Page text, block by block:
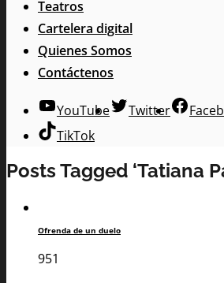
Teatros
Cartelera digital
Quienes Somos
Contáctenos
YouTube Twitter
TikTok
Posts Tagged ‘Tatiana
Ofrenda de un duelo
951